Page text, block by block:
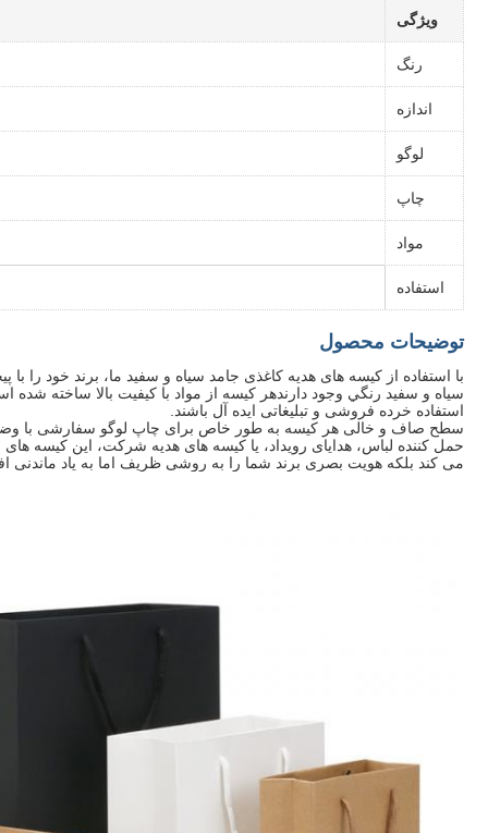
ویژگی
رنگ
اندازه
لوگو
چاپ
مواد
استفاده
توضیحات محصول
با استفاده از کیسه های هدیه کاغذی جامد سیاه و سفید ما، برند خود
سياه و سفيد رنگي وجود دارندهر کیسه از مواد با کیفیت بالا ساخته
استفاده خرده فروشی و تبلیغاتی ایده آل باشند.
سطح صاف و خالی هر کیسه به طور خاص برای چاپ لوگو سفارشی با وضوح
حمل کننده لباس، هدایای رویداد، یا کیسه های هدیه شرکت، این کیسه
می کند بلکه هویت بصری برند شما را به روشی ظریف اما به یاد ماندنی